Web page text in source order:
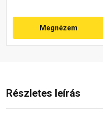
Megnézem
Részletes leírás